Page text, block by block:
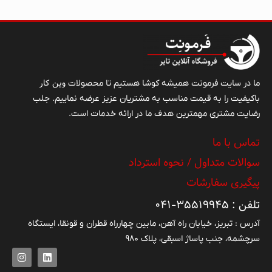
۱۳۹۳، تولیدی برابر با چهار میلیون حلقه لاستیک در سال
دارد.
تبریز تایر نمایندگی رسمی لاستیک بارز در استان
ما در سایت فرمونت همیشه کوشا هستیم تا محصولات وین کار
باکیفیت را به قیمت مناسب به مشتریان عزیز عرضه نماییم. جلب
رضایت مشتری مهمترین هدف ما در ارائه خدمات است.
تماس با ما
سوالات متداول / نحوه استرداد
پیگیری سفارشات
تلفن : ۳۵۵۱۹۹۴۵-۰۴۱
آدرس : تبریز، خیابان راه آهن، مابین چهارراه قطران و قونقا، ایستگاه
سرچشمه، جنب پاساژ اسبقی، پلاک ۹۸۰